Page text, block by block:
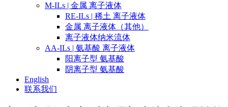
M-ILs | 金属 离子液体
RE-ILs | 稀土 离子液体
金属 离子液体（其他）
离子液体纳米流体
AA-ILs | 氨基酸 离子液体
阳离子型 氨基酸
阴离子型 氨基酸
English
联系我们